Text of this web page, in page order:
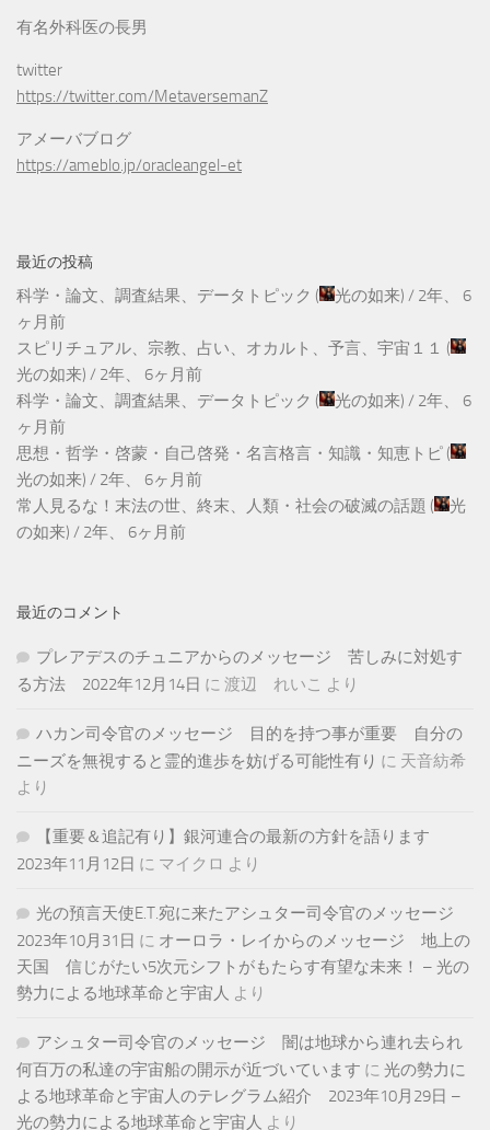
有名外科医の長男
twitter
https://twitter.com/MetaversemanZ
アメーバブログ
https://ameblo.jp/oracleangel-et
最近の投稿
科学・論文、調査結果、データトピック ( 光の如来) / 2年、 6
ヶ月前
スピリチュアル、宗教、占い、オカルト、予言、宇宙１１ (
光の如来) / 2年、 6ヶ月前
科学・論文、調査結果、データトピック ( 光の如来) / 2年、 6
ヶ月前
思想・哲学・啓蒙・自己啓発・名言格言・知識・知恵トピ (
光の如来) / 2年、 6ヶ月前
常人見るな！末法の世、終末、人類・社会の破滅の話題 (
光
の如来) / 2年、 6ヶ月前
最近のコメント
プレアデスのチュニアからのメッセージ 苦しみに対処す
る方法 2022年12月14日 に 渡辺 れいこ より
ハカン司令官のメッセージ 目的を持つ事が重要 自分の
ニーズを無視すると霊的進歩を妨げる可能性有り に 天音紡希
より
【重要＆追記有り】銀河連合の最新の方針を語ります
2023年11月12日 に マイクロ より
光の預言天使E.T.宛に来たアシュター司令官のメッセージ
2023年10月31日 に オーロラ・レイからのメッセージ 地上の
天国 信じがたい5次元シフトがもたらす有望な未来！ – 光の
勢力による地球革命と宇宙人 より
アシュター司令官のメッセージ 闇は地球から連れ去られ
何百万の私達の宇宙船の開示が近づいています に 光の勢力に
よる地球革命と宇宙人のテレグラム紹介 2023年10月29日 –
光の勢力による地球革命と宇宙人 より